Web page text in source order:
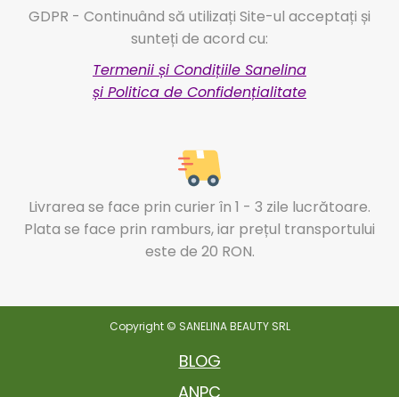
GDPR - Continuând să utilizați Site-ul acceptați și
sunteți de acord cu:
Termenii și Condițiile Sanelina
și Politica de Confidențialitate
Livrarea se face prin curier în 1 - 3 zile lucrătoare.
Plata se face prin ramburs, iar prețul transportului
este de 20 RON.
Copyright © SANELINA BEAUTY SRL
BLOG
ANPC